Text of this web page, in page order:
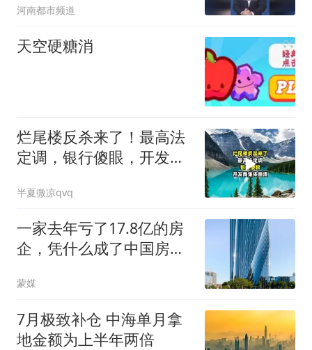
物业 #开发商
河南都市频道
天空硬糖消
烂尾楼反杀来了！最高法
定调，银行傻眼，开发商
半夏微凉qvq
一家去年亏了17.8亿的房
企，凭什么成了中国房地
蒙媒
7月极致补仓 中海单月拿
地金额为上半年两倍